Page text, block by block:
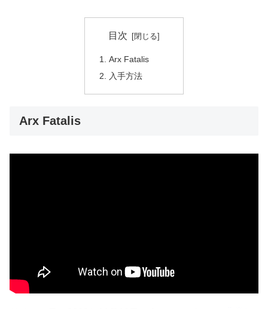
目次
Arx Fatalis
入手方法
Arx Fatalis